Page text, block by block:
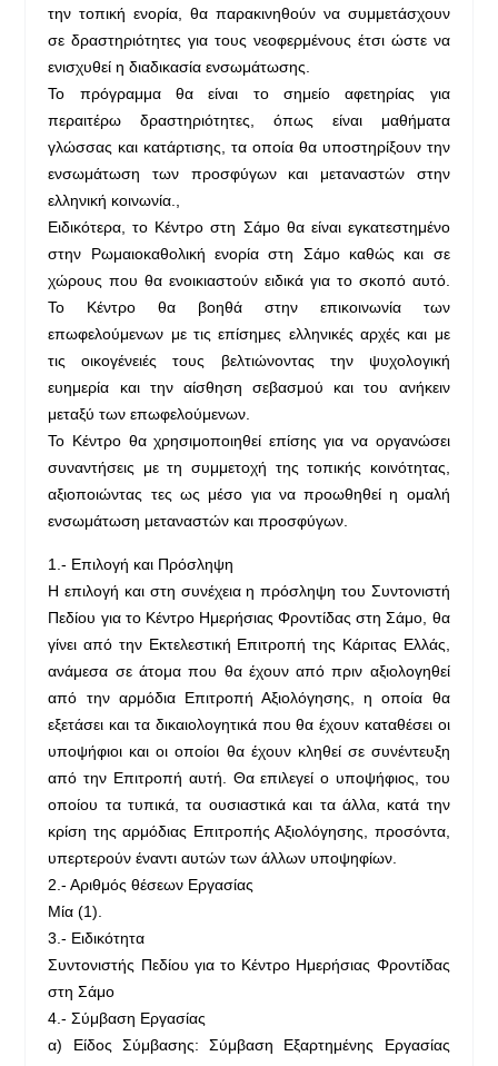
την τοπική ενορία, θα παρακινηθούν να συμμετάσχουν
σε δραστηριότητες για τους νεοφερμένους έτσι ώστε να
ενισχυθεί η διαδικασία ενσωμάτωσης.
Το πρόγραμμα θα είναι το σημείο αφετηρίας για
περαιτέρω δραστηριότητες, όπως είναι μαθήματα
γλώσσας και κατάρτισης, τα οποία θα υποστηρίξουν την
ενσωμάτωση των προσφύγων και μεταναστών στην
ελληνική κοινωνία.,
Ειδικότερα, το Κέντρο στη Σάμο θα είναι εγκατεστημένο
στην Ρωμαιοκαθολική ενορία στη Σάμο καθώς και σε
χώρους που θα ενοικιαστούν ειδικά για το σκοπό αυτό.
Το Κέντρο θα βοηθά στην επικοινωνία των
επωφελούμενων με τις επίσημες ελληνικές αρχές και με
τις οικογένειές τους βελτιώνοντας την ψυχολογική
ευημερία και την αίσθηση σεβασμού και του ανήκειν
μεταξύ των επωφελούμενων.
Το Κέντρο θα χρησιμοποιηθεί επίσης για να οργανώσει
συναντήσεις με τη συμμετοχή της τοπικής κοινότητας,
αξιοποιώντας τες ως μέσο για να προωθηθεί η ομαλή
ενσωμάτωση μεταναστών και προσφύγων.
1.- Επιλογή και Πρόσληψη
Η επιλογή και στη συνέχεια η πρόσληψη του Συντονιστή
Πεδίου για το Κέντρο Ημερήσιας Φροντίδας στη Σάμο, θα
γίνει από την Εκτελεστική Επιτροπή της Κάριτας Ελλάς,
ανάμεσα σε άτομα που θα έχουν από πριν αξιολογηθεί
από την αρμόδια Επιτροπή Αξιολόγησης, η οποία θα
εξετάσει και τα δικαιολογητικά που θα έχουν καταθέσει οι
υποψήφιοι και οι οποίοι θα έχουν κληθεί σε συνέντευξη
από την Επιτροπή αυτή. Θα επιλεγεί ο υποψήφιος, του
οποίου τα τυπικά, τα ουσιαστικά και τα άλλα, κατά την
κρίση της αρμόδιας Επιτροπής Αξιολόγησης, προσόντα,
υπερτερούν έναντι αυτών των άλλων υποψηφίων.
2.- Αριθμός θέσεων Εργασίας
Μία (1).
3.- Ειδικότητα
Συντονιστής Πεδίου για το Κέντρο Ημερήσιας Φροντίδας
στη Σάμο
4.- Σύμβαση Εργασίας
α) Είδος Σύμβασης: Σύμβαση Εξαρτημένης Εργασίας